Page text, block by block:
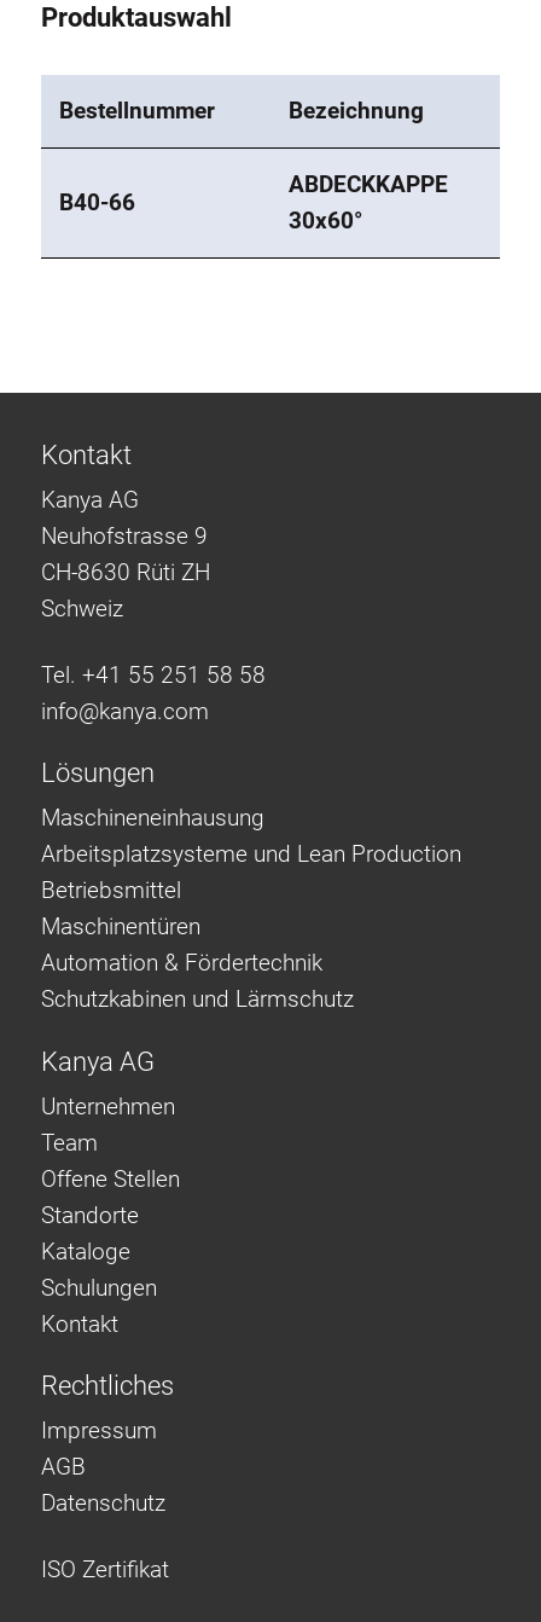
Produktauswahl
Bestellnummer Bezeichnung
B40-66
ABDECKKAPPE
30x60°
Kontakt
Kanya AG
Neuhofstrasse 9
CH-8630 Rüti ZH
Schweiz
Tel. +41 55 251 58 58
info@kanya.com
Lösungen
Maschineneinhausung
Arbeitsplatzsysteme und Lean Production
Betriebsmittel
Maschinentüren
Automation & Fördertechnik
Schutzkabinen und Lärmschutz
Kanya AG
Unternehmen
Team
Offene Stellen
Standorte
Kataloge
Schulungen
Kontakt
Rechtliches
Impressum
AGB
Datenschutz
ISO Zertifikat